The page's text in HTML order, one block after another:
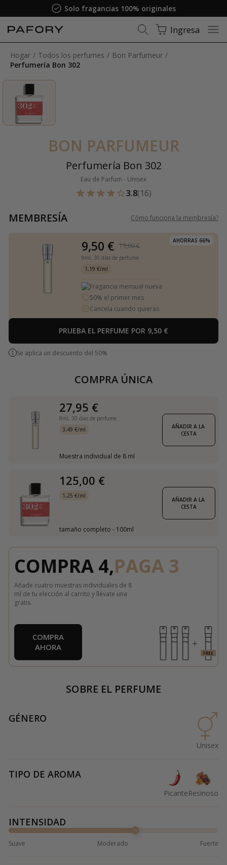
Solo fragancias 100% originales
Ingresa
Hogar Todos los perfumes
Bon Parfumeur
Perfumería Bon 302
BON PARFUMEUR
Perfumería Bon 302
Eau de Parfum - Unisex
3.8(16)
MEMBRESÍA Cómo funciona la membresía?
AHORRAS 66%
9,50 € 19,00 €
8ml, 30 días de perfume
1,19 €/ml
Fragancia mensual nueva
50% el primer mes
Cancela cuando quieras
PRUEBA EL PERFUME POR 9,50 €
Se aplica un descuento del 50%
COMPRA ÚNICA
27,95 €
8ml, 30 días de perfume
3,49 €/ml
Muestra individual de 8 ml
AÑADIR A LA
CESTA
125,00 €
1,25 €/ml
tamaño completo - 100ml
AÑADIR A LA
CESTA
COMPRA 4,PAGA 3
Añade cuatro muestras individuales de 8
ml de tu elección al carrito y llévate una
gratis.
COMPRA
AHORA
SOBRE EL PERFUME
GÉNERO
Unisex
TIPO DE AROMA
PicanteResinoso
INTENSIDAD
Suave Moderado Fuerte